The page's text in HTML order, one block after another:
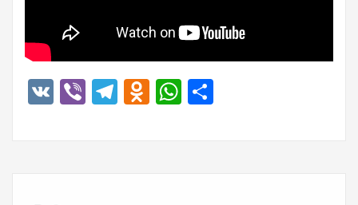
VK ViberTelegram
Odnoklassniki
WhatsApp